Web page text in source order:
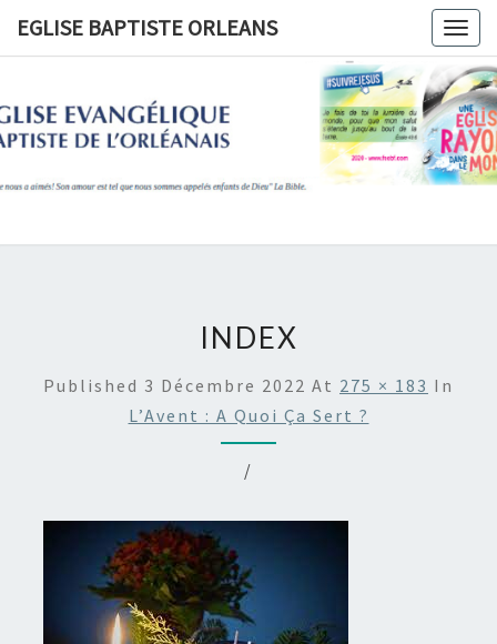
EGLISE BAPTISTE ORLEANS
EGLISE
ORLEANS
INDEX
Published 3 Décembre 2022 At 275 × 183 In
L’Avent : A Quoi Ça Sert ?
/